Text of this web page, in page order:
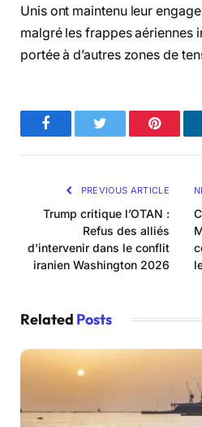
Unis ont maintenu leur
malgré les frappes aériennes
portée à d’autres zones de
FacebookTwitter
PREVIOUS ARTICLE
Trump critique l’OTAN :
Refus des alliés
d’intervenir dans le conflit
iranien Washington 2026
Related Posts